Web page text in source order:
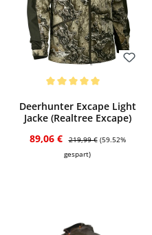
Bewerten
Deerhunter Excape Light
Jacke (Realtree Excape)
Verkaufspreis:
89,06 € Regulärer Preis:
219,99 € (59.52%
gespart)